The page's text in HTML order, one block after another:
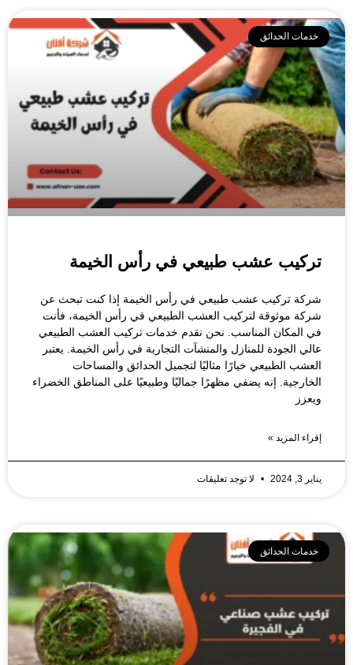
خدمات الحدائق
تركيب عشب طبيعي في رأس الخيمة
شركة تركيب عشب طبيعي في رأس الخيمة إذا كنت تبحث عن
شركة موثوقة لتركيب العشب الطبيعي في رأس الخيمة، فأنت
في المكان المناسب. نحن نقدم خدمات تركيب العشب الطبيعي
عالي الجودة للمنازل والمنشآت التجارية في رأس الخيمة. يعتبر
العشب الطبيعي خيارًا مثاليًا لتجميل الحدائق والمساحات
الخارجية. إنه يضفي مظهرًا جماليًا وطبيعيًا على المناطق الخضراء
ويعزز
إقراء المزيد »
يناير 3, 2024 لا توجد تعليقات
خدمات الحدائق